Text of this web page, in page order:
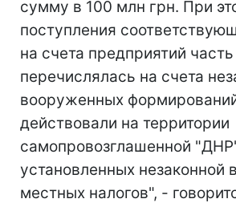
сумму в 100 млн грн. При
поступления
на счета предприятий
перечислялась на счета
вооруженных
действовали на территории
самопровозглашенной
установленных незаконной
местных налогов", -